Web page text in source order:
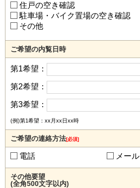
住戸の空き確認
駐車場・バイク置場の空き確認
その他
ご希望の内覧日時
第1希望：
第2希望：
第3希望：
(例)第1希望：xx月xx日xx時
ご希望の連絡方法[必須]
電話 メール
その他要望
(全角500文字以内)